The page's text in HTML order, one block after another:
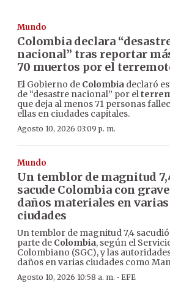
Mundo
Colombia declara
nacional” tras reportar
70 muertos por el
El Gobierno de Colombia declaró
de “desastre nacional” por el
que deja al menos 71 personas
ellas en ciudades capitales.
Agosto 10, 2026 03:09 p. m.
Mundo
Un temblor de magnitud
sacude Colombia con
daños materiales en varias
ciudades
Un temblor de magnitud 7,4
parte de Colombia, según el
Colombiano (SGC), y las
daños en varias ciudades como
Agosto 10, 2026 10:58 a. m. · EFE